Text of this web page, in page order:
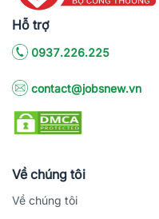
Hỗ trợ
0937.226.225
contact@jobsnew.vn
Về chúng tôi
Về chúng tôi